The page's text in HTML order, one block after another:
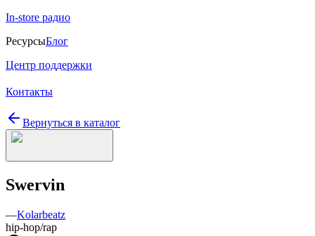
In-store радио
РесурсыБлог
Центр поддержки
Контакты
Вернуться в каталог
Swervin
—Kolarbeatz
hip-hop/rap